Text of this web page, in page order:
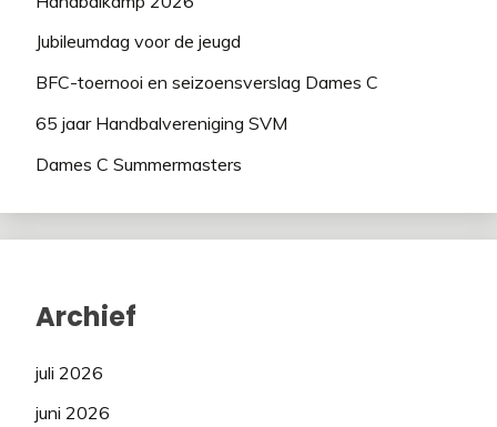
Jubileumdag voor de jeugd
BFC-toernooi en seizoensverslag Dames C
65 jaar Handbalvereniging SVM
Dames C Summermasters
Archief
juli 2026
juni 2026